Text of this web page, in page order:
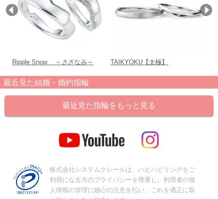
Ripple Snow ～さざなみ～ TAIKYOKU【太極】
最近見た結婚・婚約指輪
最近見た指輪をもっと見る
株式会社システムクレールは、ハピハピリングをご
利用になる方のプライバシーを尊重し、利用者の個
人情報の管理に細心の注意を払い、これを適正に取